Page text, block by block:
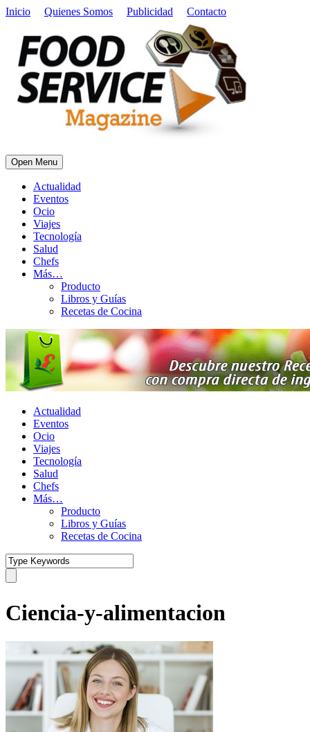
Inicio Quienes Somos Publicidad Contacto
Open Menu
Actualidad
Eventos
Ocio
Viajes
Tecnología
Salud
Chefs
Más…
Producto
Libros y Guías
Recetas de Cocina
Actualidad
Eventos
Ocio
Viajes
Tecnología
Salud
Chefs
Más…
Producto
Libros y Guías
Recetas de Cocina
Ciencia-y-alimentacion